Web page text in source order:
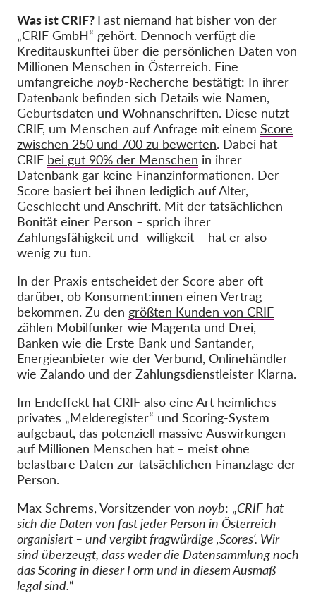
Was ist CRIF? Fast niemand hat bisher von der
„CRIF GmbH“ gehört. Dennoch verfügt die
Kreditauskunftei über die persönlichen Daten von
Millionen Menschen in Österreich. Eine
umfangreiche noyb-Recherche bestätigt: In ihrer
Datenbank befinden sich Details wie Namen,
Geburtsdaten und Wohnanschriften. Diese nutzt
CRIF, um Menschen auf Anfrage mit einem Score
zwischen 250 und 700 zu bewerten. Dabei hat
CRIF bei gut 90% der Menschen in ihrer
Datenbank gar keine Finanzinformationen. Der
Score basiert bei ihnen lediglich auf Alter,
Geschlecht und Anschrift. Mit der tatsächlichen
Bonität einer Person – sprich ihrer
Zahlungsfähigkeit und -willigkeit – hat er also
wenig zu tun.
In der Praxis entscheidet der Score aber oft
darüber, ob Konsument:innen einen Vertrag
bekommen. Zu den größten Kunden von CRIF
zählen Mobilfunker wie Magenta und Drei,
Banken wie die Erste Bank und Santander,
Energieanbieter wie der Verbund, Onlinehändler
wie Zalando und der Zahlungsdienstleister Klarna.
Im Endeffekt hat CRIF also eine Art heimliches
privates „Melderegister“ und Scoring-System
aufgebaut, das potenziell massive Auswirkungen
auf Millionen Menschen hat – meist ohne
belastbare Daten zur tatsächlichen Finanzlage der
Person.
Max Schrems, Vorsitzender von noyb: „CRIF hat
sich die Daten von fast jeder Person in Österreich
organisiert – und vergibt fragwürdige ‚Scores‘. Wir
sind überzeugt, dass weder die Datensammlung noch
das Scoring in dieser Form und in diesem Ausmaß
legal sind.“